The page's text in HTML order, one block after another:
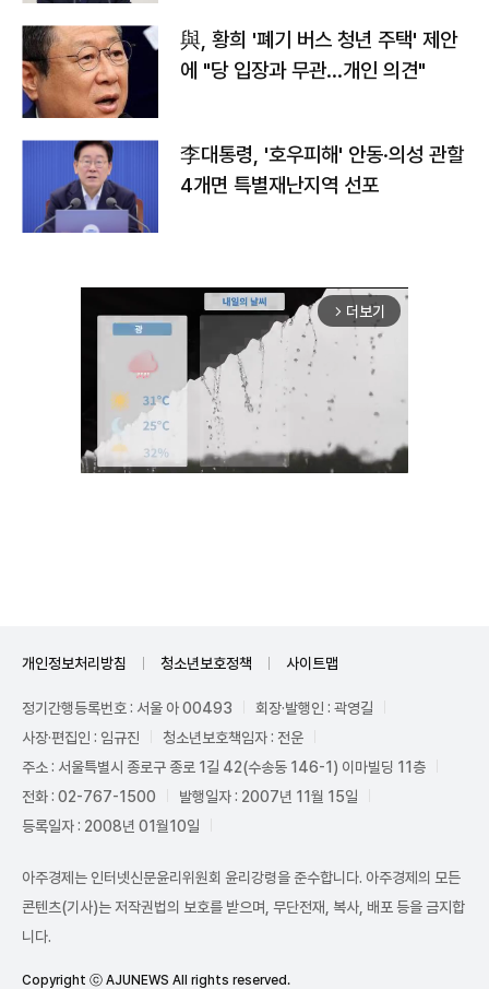
與, 황희 '폐기 버스 청년 주택' 제안
에 "당 입장과 무관…개인 의견"
李대통령, '호우피해' 안동·의성 관할
4개면 특별재난지역 선포
arrow_forward_ios 더보기
개인정보처리방침 청소년보호정책 사이트맵
정기간행등록번호 : 서울 아 00493
회장·발행인 : 곽영길
사장·편집인 : 임규진
청소년보호책임자 : 전운
주소 : 서울특별시 종로구 종로 1길 42(수송동 146-1) 이마빌딩 11층
전화 : 02-767-1500
발행일자 : 2007년 11월 15일
등록일자 : 2008년 01월10일
아주경제는 인터넷신문윤리위원회 윤리강령을 준수합니다. 아주경제의 모든
콘텐츠(기사)는 저작권법의 보호를 받으며, 무단전재, 복사, 배포 등을 금지합
니다.
Copyright ⓒ AJUNEWS All rights reserved.